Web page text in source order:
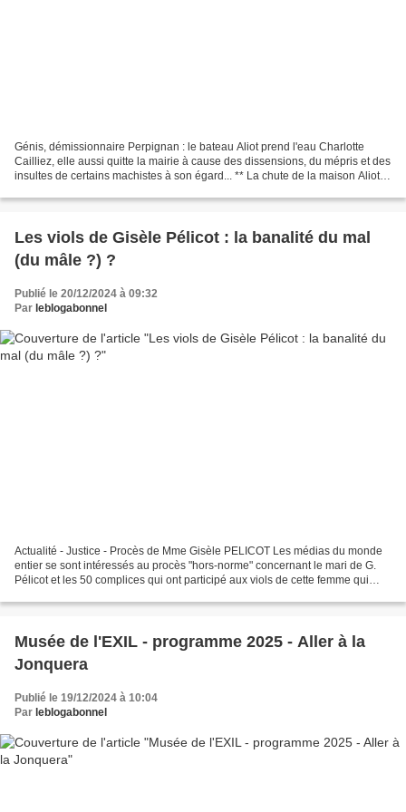
Génis, démissionnaire Perpignan : le bateau Aliot prend l'eau Charlotte
Cailliez, elle aussi quitte la mairie à cause des dissensions, du mépris et des
insultes de certains machistes à son égard... ** La chute de la maison Aliot
Les viols de Gisèle Pélicot : la banalité du mal
(du mâle ?) ?
Publié le 20/12/2024 à 09:32
Par leblogabonnel
Actualité - Justice - Procès de Mme Gisèle PELICOT Les médias du monde
entier se sont intéressés au procès "hors-norme" concernant le mari de G.
Pélicot et les 50 complices qui ont participé aux viols de cette femme qui
Musée de l'EXIL - programme 2025 - Aller à la
Jonquera
Publié le 19/12/2024 à 10:04
Par leblogabonnel